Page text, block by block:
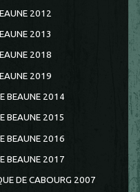
2012
2013
2018
2019
BEAUNE 2014
BEAUNE 2015
BEAUNE 2016
BEAUNE 2017
DE CABOURG 2007